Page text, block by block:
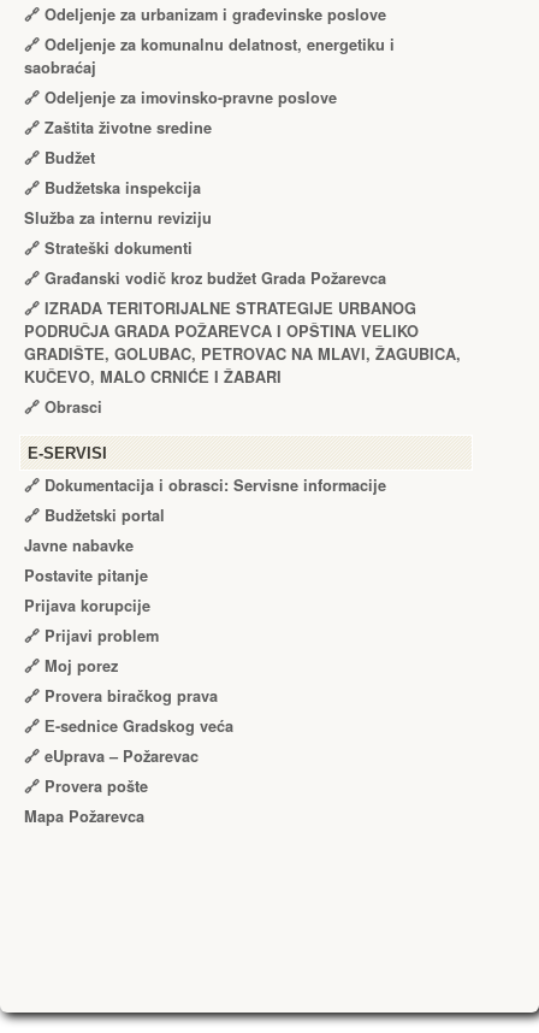
🔗 Odeljenje za urbanizam i građevinske poslove
🔗 Odeljenje za komunalnu delatnost, energetiku i
saobraćaj
🔗 Odeljenje za imovinsko-pravne poslove
🔗 Zaštita životne sredine
🔗 Budžet
🔗 Budžetska inspekcija
Služba za internu reviziju
🔗 Strateški dokumenti
🔗 Građanski vodič kroz budžet Grada Požarevca
🔗 IZRADA TЕRITORIJALNЕ STRATЕGIJЕ URBANOG
PODRUČJA GRADA POŽARЕVCA I OPŠTINA VЕLIKO
GRADIŠTЕ, GOLUBAC, PЕTROVAC NA MLAVI, ŽAGUBICA,
KUČЕVO, MALO CRNIĆЕ I ŽABARI
🔗 Obrasci
Е-SERVISI
🔗 Dokumentacija i obrasci: Servisne informacije
🔗 Budžetski portal
Javne nabavke
Postavite pitanje
Prijava korupcije
🔗 Prijavi problem
🔗 Moj porez
🔗 Provera biračkog prava
🔗 Е-sednice Gradskog veća
🔗 eUprava – Požarevac
🔗 Provera pošte
Mapa Požarevca